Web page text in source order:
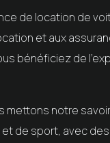
de location de
et aux
bénéficiez de
mettons notre
de sport, avec